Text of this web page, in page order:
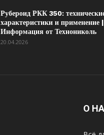
Рубероид РКК 350:
характеристики и применение |
Информация от Технониколь
20.04.2026
О